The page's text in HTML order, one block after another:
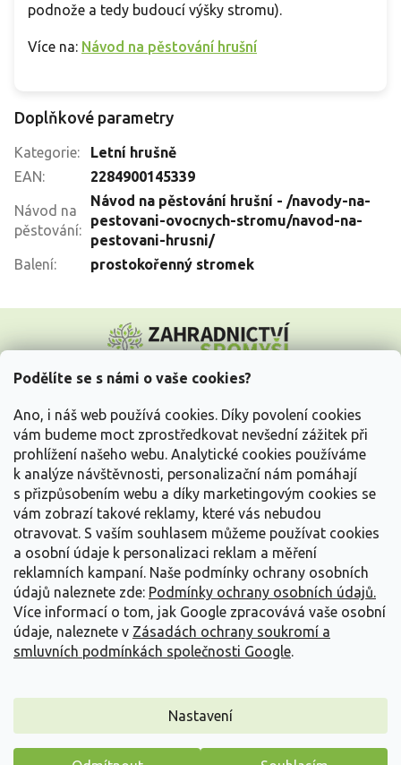
Podělíte se s námi o vaše cookies?
Ano, i náš web používá cookies. Díky povolení cookies
vám budeme moct zprostředkovat nevšední zážitek při
prohlížení našeho webu. Analytické cookies používáme
k analýze návštěvnosti, personalizační nám pomáhají
s přizpůsobením webu a díky marketingovým cookies se
vám zobrazí takové reklamy, které vás nebudou
otravovat. S vaším souhlasem můžeme používat cookies
a osobní údaje k personalizaci reklam a měření
reklamních kampaní. Naše podmínky ochrany osobních
údajů naleznete zde: Podmínky ochrany osobních údajů.
Více informací o tom, jak Google zpracovává vaše osobní
údaje, naleznete v Zásadách ochrany soukromí a
smluvních podmínkách společnosti Google.
Nastavení
podnože a tedy budoucí výšky stromu).
Více na: Návod na pěstování hrušní
Doplňkové parametry
Kategorie:
Letní hrušně
EAN: 2284900145339
Návod na
pěstování:
Návod na pěstování hrušní - /navody-na-
pestovani-ovocnych-stromu/navod-na-
pestovani-hrusni/
Balení: prostokořenný stromek
p
Vše o nákupu
Informace pro Vás
Kontakujte nás
Vytvořil Shoptet
Copyright 2026 Zahradnictví Spomyšl . Všechna práva